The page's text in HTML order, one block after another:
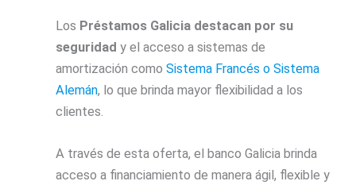
Los Préstamos Galicia destacan por su
seguridad y el acceso a sistemas de
amortización como Sistema Francés o Sistema
Alemán, lo que brinda mayor flexibilidad a los
clientes.
A través de esta oferta, el banco Galicia brinda
acceso a financiamiento de manera ágil, flexible y